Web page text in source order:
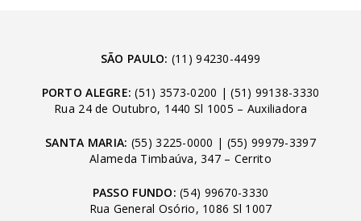
SÃO PAULO: (11) 94230-4499
PORTO ALEGRE: (51) 3573-0200 |(51) 99138-3330
Rua 24 de Outubro, 1440 Sl 1005 – Auxiliadora
SANTA MARIA: (55) 3225-0000 | (55) 99979-3397
Alameda Timbaúva, 347 – Cerrito
PASSO FUNDO: (54) 99670-3330
Rua General Osório, 1086 Sl 1007